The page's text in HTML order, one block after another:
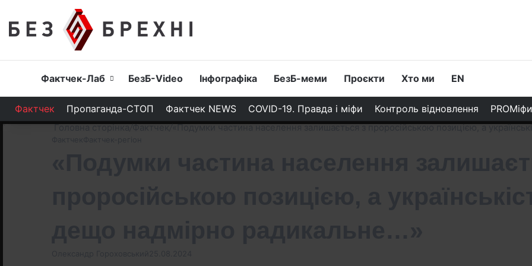
Головна
Фактчек-Лаб БезБ-Video Інфографіка БезБ-меми Проєкти Хто ми EN
Фактчек Пропаганда-СТОП Фактчек NEWS COVID-19. Правда і міфи Контроль відновлення PROМіфи
Головна сторінка/Фактчек/«Подумки частина населення залишається з проросійською позицією, а